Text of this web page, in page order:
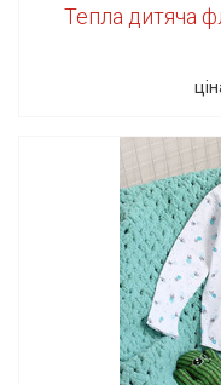
Тепла дитяча